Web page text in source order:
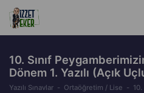
10. Sınıf
Dönem 1. Yazılı (Açık
Yazılı Sınavlar Ortaöğretim / Lise
10.